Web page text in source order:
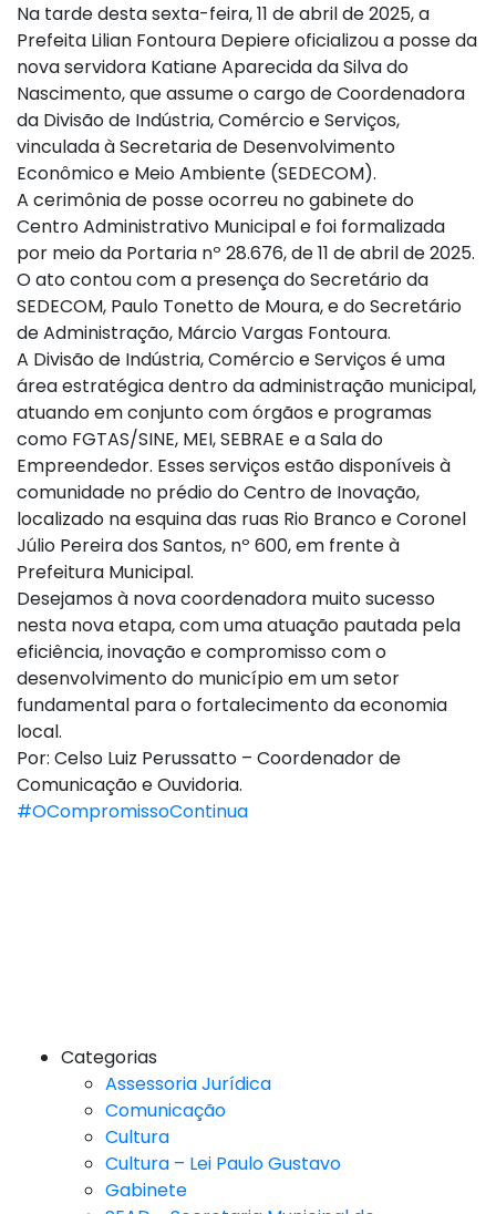
Na tarde desta sexta-feira, 11 de abril de 2025, a
Prefeita Lilian Fontoura Depiere oficializou a posse da
nova servidora Katiane Aparecida da Silva do
Nascimento, que assume o cargo de Coordenadora
da Divisão de Indústria, Comércio e Serviços,
vinculada à Secretaria de Desenvolvimento
Econômico e Meio Ambiente (SEDECOM).
A cerimônia de posse ocorreu no gabinete do
Centro Administrativo Municipal e foi formalizada
por meio da Portaria nº 28.676, de 11 de abril de 2025.
O ato contou com a presença do Secretário da
SEDECOM, Paulo Tonetto de Moura, e do Secretário
de Administração, Márcio Vargas Fontoura.
A Divisão de Indústria, Comércio e Serviços é uma
área estratégica dentro da administração municipal,
atuando em conjunto com órgãos e programas
como FGTAS/SINE, MEI, SEBRAE e a Sala do
Empreendedor. Esses serviços estão disponíveis à
comunidade no prédio do Centro de Inovação,
localizado na esquina das ruas Rio Branco e Coronel
Júlio Pereira dos Santos, nº 600, em frente à
Prefeitura Municipal.
Desejamos à nova coordenadora muito sucesso
nesta nova etapa, com uma atuação pautada pela
eficiência, inovação e compromisso com o
desenvolvimento do município em um setor
fundamental para o fortalecimento da economia
local.
Por: Celso Luiz Perussatto – Coordenador de
Comunicação e Ouvidoria.
#OCompromissoContinua
Categorias
Assessoria Jurídica
Comunicação
Cultura
Cultura – Lei Paulo Gustavo
Gabinete